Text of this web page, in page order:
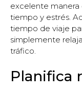
excelente manera
tiempo y estrés.
tiempo de viaje
simplemente
tráfico.
Planifica